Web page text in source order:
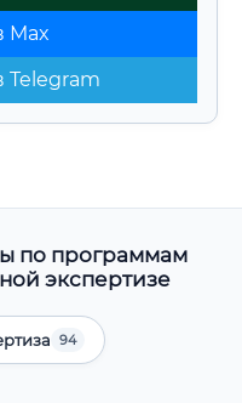
Max
Telegram
по программам
экспертизе
94